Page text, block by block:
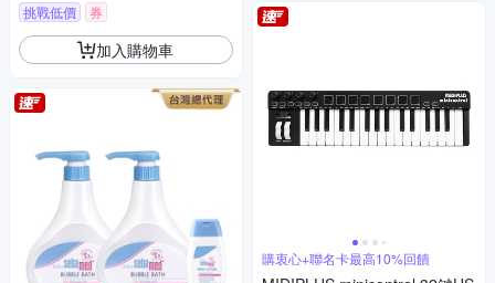
挑戰低價 券
加入購物車
購衷心+聯名卡最高10%回饋